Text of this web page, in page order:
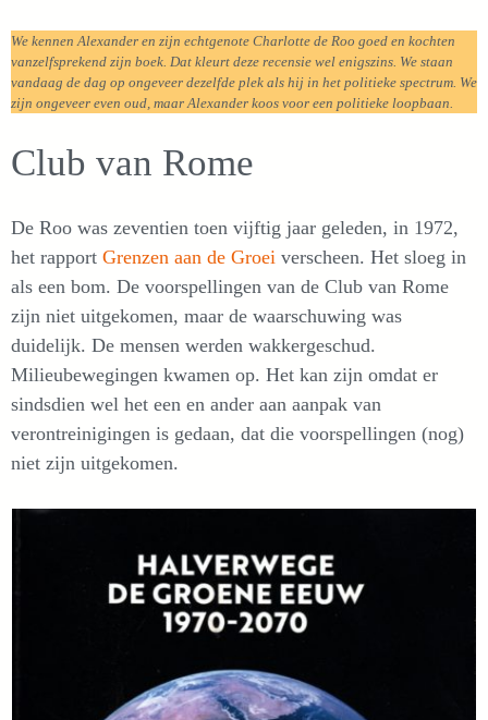
We kennen Alexander en zijn echtgenote Charlotte de Roo goed en kochten
vanzelfsprekend zijn boek. Dat kleurt deze recensie wel enigszins. We staan
vandaag de dag op ongeveer dezelfde plek als hij in het politieke spectrum. We
zijn ongeveer even oud, maar Alexander koos voor een politieke loopbaan.
Club van Rome
De Roo was zeventien toen vijftig jaar geleden, in 1972,
het rapport Grenzen aan de Groei verscheen. Het sloeg in
als een bom. De voorspellingen van de Club van Rome
zijn niet uitgekomen, maar de waarschuwing was
duidelijk. De mensen werden wakkergeschud.
Milieubewegingen kwamen op. Het kan zijn omdat er
sindsdien wel het een en ander aan aanpak van
verontreinigingen is gedaan, dat die voorspellingen (nog)
niet zijn uitgekomen.